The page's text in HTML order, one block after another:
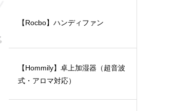
【Rocbo】ハンディファン
【Hommily】卓上加湿器（超音波
式・アロマ対応）